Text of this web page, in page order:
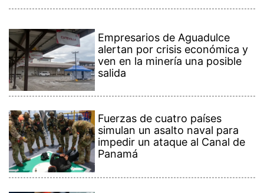
Empresarios de Aguadulce
alertan por crisis económica y
ven en la minería una posible
salida
Fuerzas de cuatro países
simulan un asalto naval para
impedir un ataque al Canal de
Panamá